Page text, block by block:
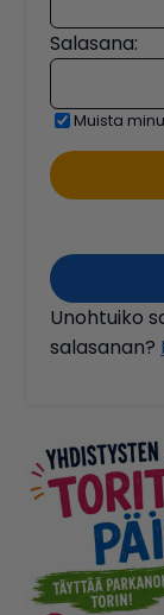
Salasana:
Muista
Unohtuiko
salasanan?